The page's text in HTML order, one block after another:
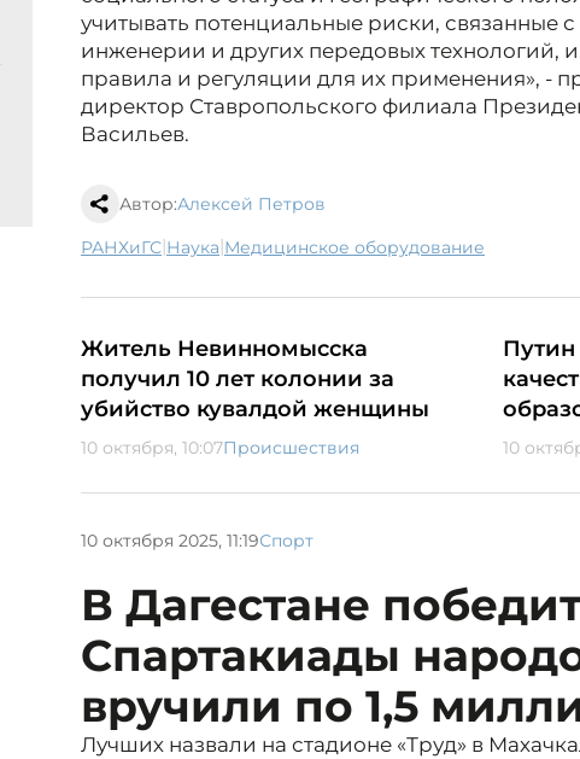
учитывать потенциальные риски, связанные
инженерии и других передовых технологий,
правила и регуляции для их применения», -
директор Ставропольского филиала
Васильев.
Автор:Алексей Петров
РАНХиГС| наука| медицинское оборудование
Житель Невинномысска
получил 10 лет колонии за
убийство кувалдой женщины
10 октября, 10:07Происшествия
Путин
10
10 октября 2025, 11:19Спорт
В Дагестане
Спартакиады
вручили по 1,5
Лучших назвали на стадионе «Труд» в